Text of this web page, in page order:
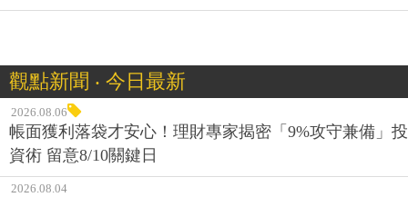
觀點新聞 ‧ 今日最新
2026.08.06
帳面獲利落袋才安心！理財專家揭密「9%攻守兼備」投
資術 留意8/10關鍵日
2026.08.04